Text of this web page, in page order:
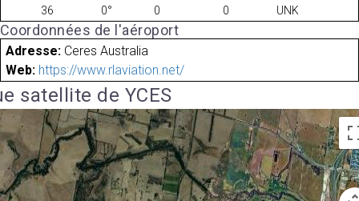
36
0° 0 0 UNK
Coordonnées de l'aéroport
Adresse: Ceres Australia
Web: https://www.rlaviation.net/
satellite de YCES